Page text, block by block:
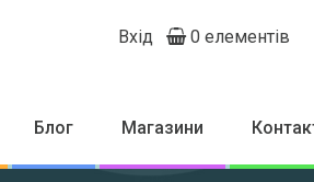
menu
Вхід 0 елементів
Блог Магазини